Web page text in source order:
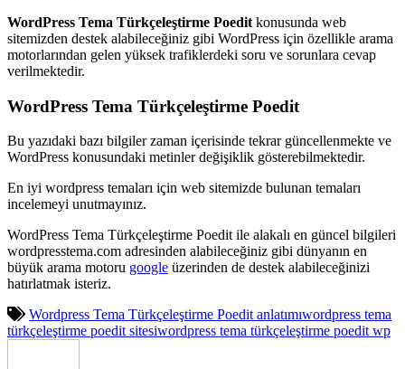
WordPress Tema Türkçeleştirme Poedit konusunda web
sitemizden destek alabileceğiniz gibi WordPress için özellikle arama
motorlarından gelen yüksek trafiklerdeki soru ve sorunlara cevap
verilmektedir.
WordPress Tema Türkçeleştirme Poedit
Bu yazıdaki bazı bilgiler zaman içerisinde tekrar güncellenmekte ve
WordPress konusundaki metinler değişiklik gösterebilmektedir.
En iyi wordpress temaları için web sitemizde bulunan temaları
incelemeyi unutmayınız.
WordPress Tema Türkçeleştirme Poedit ile alakalı en güncel bilgileri
wordpresstema.com adresinden alabileceğiniz gibi dünyanın en
büyük arama motoru google üzerinden de destek alabileceğinizi
hatırlatmak isteriz.
Wordpress Tema Türkçeleştirme Poedit anlatımıwordpress tema
türkçeleştirme poedit sitesiwordpress tema türkçeleştirme poedit wp